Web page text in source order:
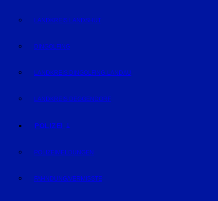
LANDKREIS LANDSHUT
DINGOLFING
LANDKREIS DINGOLFING-LANDAU
LANDKREIS DEGGENDORF
POLIZEI
POLIZEIMELDUNGEN
FAHNDUNG/VERMISSTE